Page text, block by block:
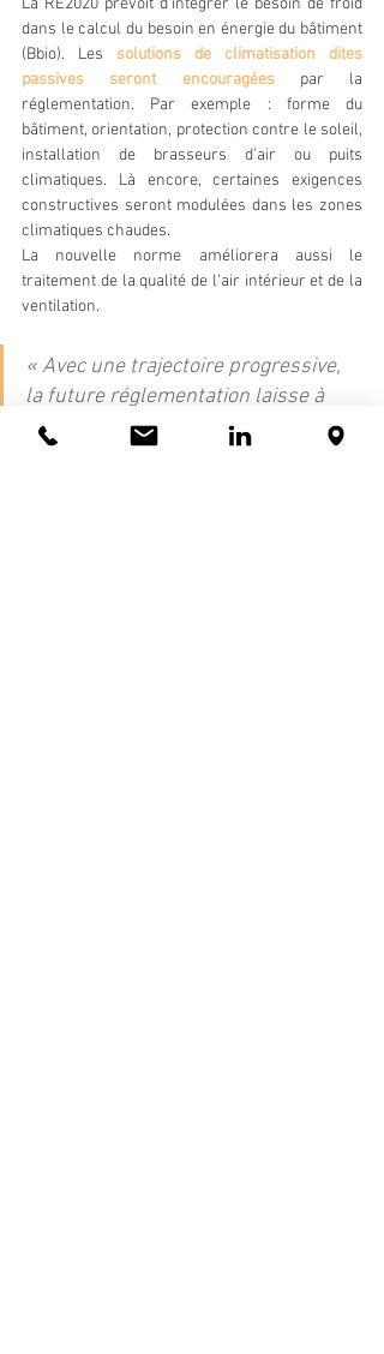
dans le calcul du besoin en énergie du bâtiment
(Bbio). Les solutions de climatisation dites
passives seront encouragées par la
réglementation. Par exemple : forme du
bâtiment, orientation, protection contre le soleil,
installation de brasseurs d’air ou puits
climatiques. Là encore, certaines exigences
constructives seront modulées dans les zones
climatiques chaudes.
La nouvelle norme améliorera aussi le
traitement de la qualité de l’air intérieur et de la
ventilation.
« Avec une trajectoire progressive,
la future réglementation laisse à
l’ensemble de la filière le temps